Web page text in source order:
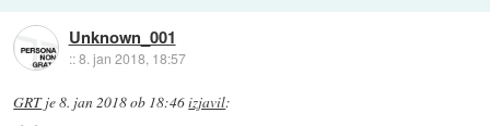
Unknown_001
::8. jan 2018, 18:57
GRTje8. jan 2018 ob 18:46izjavil: